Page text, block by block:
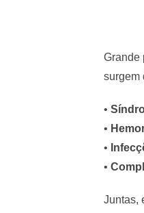
Grande
surgem
•
•
•
•
Juntas,